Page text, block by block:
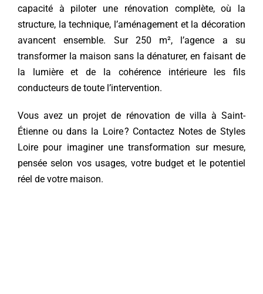
capacité à piloter une rénovation complète, où la
structure, la technique, l’aménagement et la décoration
avancent ensemble. Sur 250 m², l’agence a su
transformer la maison sans la dénaturer, en faisant de
la lumière et de la cohérence intérieure les fils
conducteurs de toute l’intervention.
Vous avez un projet de rénovation de villa à Saint-
Étienne ou dans la Loire ? Contactez Notes de Styles
Loirepour imaginer une transformation sur mesure,
pensée selon vos usages, votre budget et le potentiel
réel de votre maison.